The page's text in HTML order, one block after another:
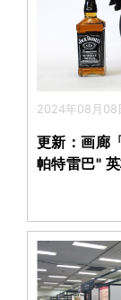
2024年08月08
更新：画廊
帕特雷巴"